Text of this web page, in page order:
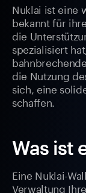
Nuklai ist eine
bekannt für
die
spezialisiert
die Nutzung
sich, eine
schaffen.
Was ist
Eine Nuklai-
Verwaltung